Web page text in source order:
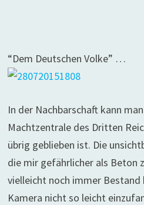
“Dem Deutschen Volke” …
In der Nachbarschaft kann
Machtzentrale des Dritten
übrig geblieben ist. Die
die mir gefährlicher als Beton
vielleicht noch immer
Kamera nicht so leicht